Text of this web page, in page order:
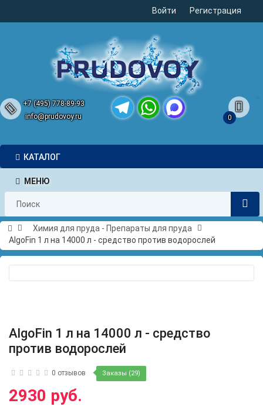
Войти Регистрация
+7 (495) 778-89-93
info@prudovoy.ru
0
КАТАЛОГ
МЕНЮ
Химия для пруда - Препараты для пруда
AlgoFin 1 л на 14000 л - средство против водорослей
AlgoFin 1 л на 14000 л - средство
против водорослей
0 отзывов Заказы (29)
2930 руб.